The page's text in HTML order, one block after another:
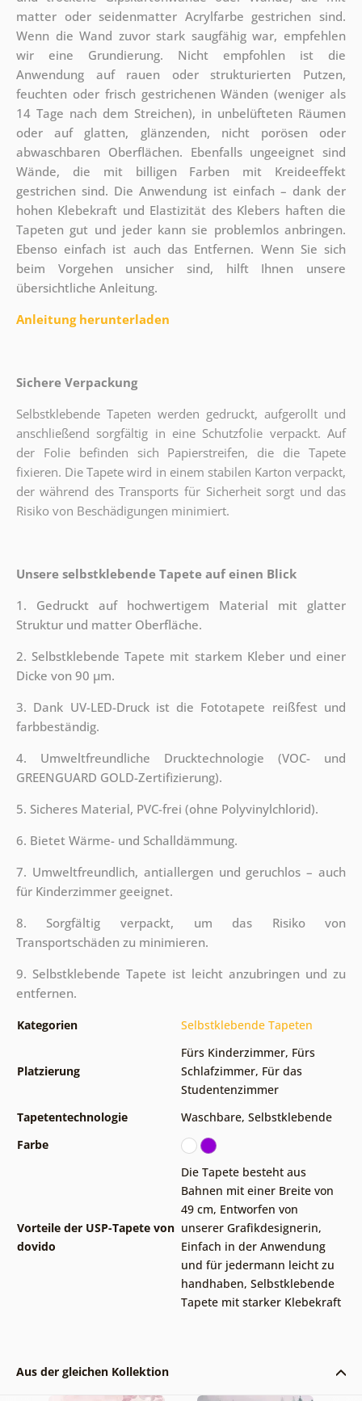
matter oder seidenmatter Acrylfarbe gestrichen sind.
Wenn die Wand zuvor stark saugfähig war, empfehlen
wir eine Grundierung. Nicht empfohlen ist die
Anwendung auf rauen oder strukturierten Putzen,
feuchten oder frisch gestrichenen Wänden (weniger als
14 Tage nach dem Streichen), in unbelüfteten Räumen
oder auf glatten, glänzenden, nicht porösen oder
abwaschbaren Oberflächen. Ebenfalls ungeeignet sind
Wände, die mit billigen Farben mit Kreideeffekt
gestrichen sind. Die Anwendung ist einfach – dank der
hohen Klebekraft und Elastizität des Klebers haften die
Tapeten gut und jeder kann sie problemlos anbringen.
Ebenso einfach ist auch das Entfernen. Wenn Sie sich
beim Vorgehen unsicher sind, hilft Ihnen unsere
übersichtliche Anleitung.
Anleitung herunterladen
Sichere Verpackung
Selbstklebende Tapeten werden gedruckt, aufgerollt und
anschließend sorgfältig in eine Schutzfolie verpackt. Auf
der Folie befinden sich Papierstreifen, die die Tapete
fixieren. Die Tapete wird in einem stabilen Karton verpackt,
der während des Transports für Sicherheit sorgt und das
Risiko von Beschädigungen minimiert.
Unsere selbstklebende Tapete auf einen Blick
1. Gedruckt auf hochwertigem Material mit glatter
Struktur und matter Oberfläche.
2. Selbstklebende Tapete mit starkem Kleber und einer
Dicke von 90 µm.
3. Dank UV-LED-Druck ist die Fototapete reißfest und
farbbeständig.
4. Umweltfreundliche Drucktechnologie (VOC- und
GREENGUARD GOLD-Zertifizierung).
5. Sicheres Material, PVC-frei (ohne Polyvinylchlorid).
6. Bietet Wärme- und Schalldämmung.
7. Umweltfreundlich, antiallergen und geruchlos – auch
für Kinderzimmer geeignet.
8. Sorgfältig verpackt, um das Risiko von
Transportschäden zu minimieren.
9. Selbstklebende Tapete ist leicht anzubringen und zu
entfernen.
Kategorien Selbstklebende Tapeten
Platzierung
Fürs Kinderzimmer, Fürs
Schlafzimmer, Für das
Studentenzimmer
Tapetentechnologie
Waschbare, Selbstklebende
Farbe
Vorteile der USP-Tapete von
dovido
Die Tapete besteht aus
Bahnen mit einer Breite von
49 cm, Entworfen von
unserer Grafikdesignerin,
Einfach in der Anwendung
und für jedermann leicht zu
handhaben, Selbstklebende
Tapete mit starker Klebekraft
Aus der gleichen Kollektion